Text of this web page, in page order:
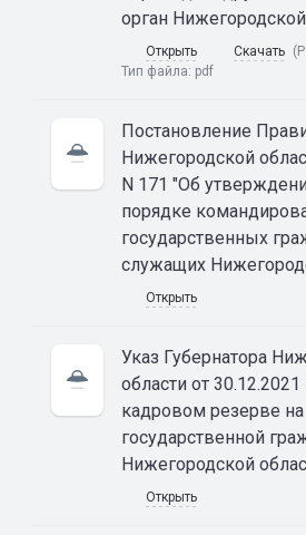
орган
Открыть Скачать
Тип файла: pdf
Постановление
Нижегородской
N 171 "Об
порядке
государственных
служащих
Открыть
Указ Губернатора
области от
кадровом резерве на
государственной
Нижегородской
Открыть